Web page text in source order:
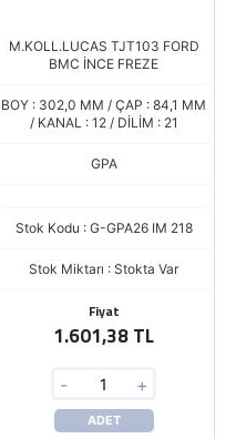
M.KOLL.LUCAS TJT103 FORD
BMC İNCE FREZE
BOY : 302,0 MM / ÇAP : 84,1 MM
/ KANAL : 12 / DİLİM : 21
GPA
Stok Kodu : G-GPA26 IM 218
Stok Miktarı : Stokta Var
Fiyat
1.601,38 TL
- +
ADET